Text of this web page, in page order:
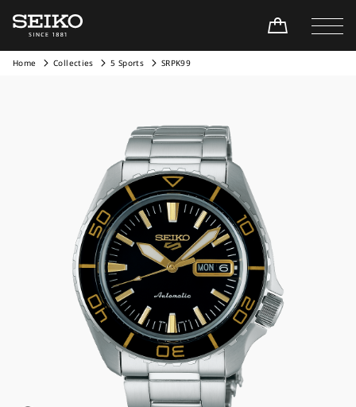
Home Collecties 5 Sports SRPK99